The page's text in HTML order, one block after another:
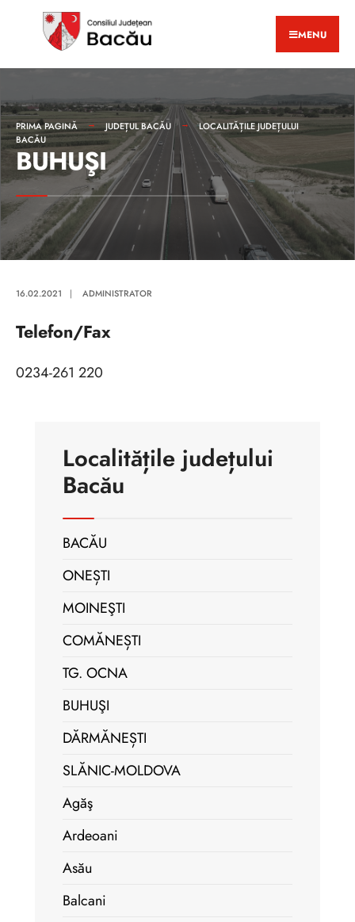
MENU
PRIMA PAGINĂ JUDEȚUL BACĂU
LOCALITĂȚILE JUDEȚULUI
BACĂU
BUHUŞI
16.02.2021 | ADMINISTRATOR
Telefon/Fax
0234-261 220
Localitățile județului
Bacău
BACĂU
ONEȘTI
MOINEŞTI
COMĂNEȘTI
TG. OCNA
BUHUŞI
DĂRMĂNEȘTI
SLĂNIC-MOLDOVA
Agăş
Ardeoani
Asău
Balcani